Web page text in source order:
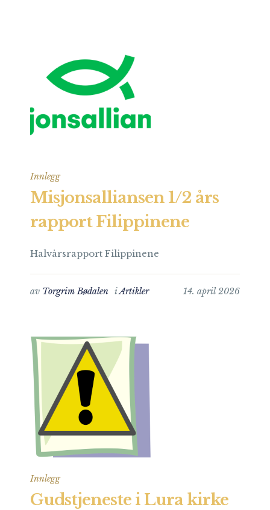
Innlegg
Misjonsalliansen 1/2 års
rapport Filippinene
Halvårsrapport Filippinene
14. april 2026
av Torgrim Bødalen iArtikler
Innlegg
Gudstjeneste i Lura kirke